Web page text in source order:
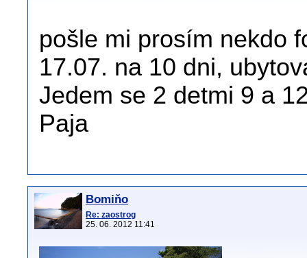
pošle mi prosím nekdo
17.07. na 10 dni,
Jedem se 2 detmi 9 a
Paja
Bomiňo
Re: zaostrog
25. 06. 2012 11:41